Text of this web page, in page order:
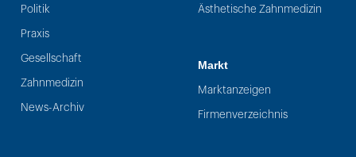
Politik
Praxis
Gesellschaft
Zahnmedizin
News-Archiv
Ästhetische Zahnmedizin
Markt
Marktanzeigen
Firmenverzeichnis